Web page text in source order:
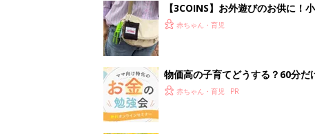
【3COINS】お外遊びのお供に！
ート」
赤ちゃん・育児
物価高の子育てどうする？60分だ
赤ちゃん・育児